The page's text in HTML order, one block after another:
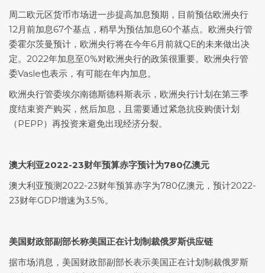
周二欧元区货币市场进一步提高加息预期，目前预估欧洲央行
12月前加息67个基点，稍早为预估加息60个基点。欧洲央行管
委霍尔茨曼预计，欧洲央行将在今年6月前就QE的未来做出决
定。2022年加息至0%对欧洲央行的政策很重要。欧洲央行管
委Vasle也表示，有可能在年内加息。
欧洲央行管委埃尔南德斯德科斯表示，欧洲央行计划在第三季
度结束资产购买，然后加息，且需要通过紧急抗疫购债计划
（PEPP）再投资来避免出现经济分裂。
澳大利亚2022-23财年预算赤字预计为780亿澳元
澳大利亚预测2022-23财年预算赤字为780亿澳元，预计2022-
23财年GDP增速为3.5%。
美国财政部副部长称美国正在计划制裁俄罗斯供应链
据市场消息，美国财政部副部长表示美国正在计划制裁俄罗斯